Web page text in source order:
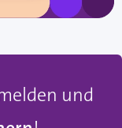
und